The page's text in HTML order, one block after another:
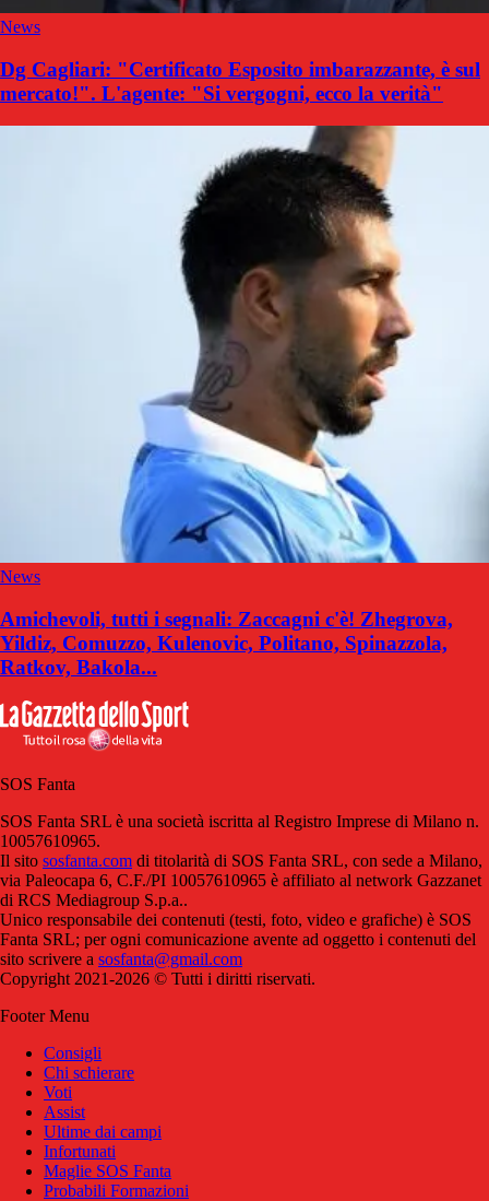
News
Dg Cagliari: "Certificato Esposito imbarazzante, è sul
mercato!". L'agente: "Si vergogni, ecco la verità"
News
Amichevoli, tutti i segnali: Zaccagni c'è! Zhegrova,
Yildiz, Comuzzo, Kulenovic, Politano, Spinazzola,
Ratkov, Bakola...
SOS Fanta
SOS Fanta SRL è una società iscritta al Registro Imprese di Milano n.
10057610965.
Il sito sosfanta.com di titolarità di SOS Fanta SRL, con sede a Milano,
via Paleocapa 6, C.F./PI 10057610965 è affiliato al network Gazzanet
di RCS Mediagroup S.p.a..
Unico responsabile dei contenuti (testi, foto, video e grafiche) è SOS
Fanta SRL; per ogni comunicazione avente ad oggetto i contenuti del
sito scrivere a sosfanta@gmail.com
Copyright 2021-2026 © Tutti i diritti riservati.
Footer Menu
Consigli
Chi schierare
Voti
Assist
Ultime dai campi
Infortunati
Maglie SOS Fanta
Probabili Formazioni